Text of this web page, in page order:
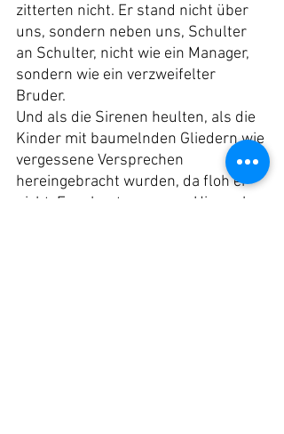
zitterten nicht. Er stand nicht über
uns, sondern neben uns, Schulter
an Schulter, nicht wie ein Manager,
sondern wie ein verzweifelter
Bruder.
Und als die Sirenen heulten, als die
Kinder mit baumelnden Gliedern wie
vergessene Versprechen
hereingebracht wurden, da floh er
nicht. Er schaute nur zum Himmel